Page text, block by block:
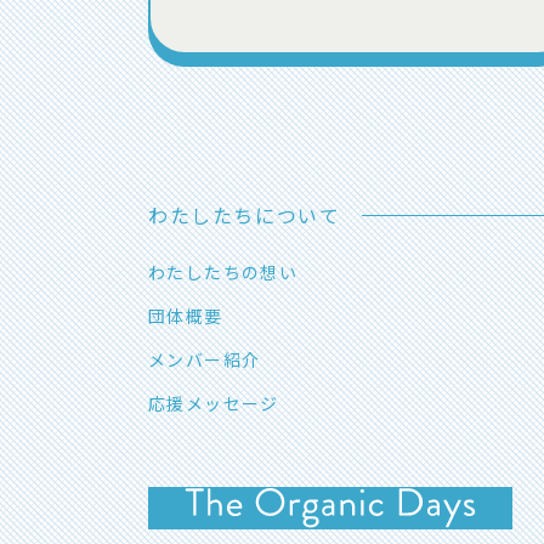
わたしたちについて
わたしたちの想い
団体概要
メンバー紹介
応援メッセージ